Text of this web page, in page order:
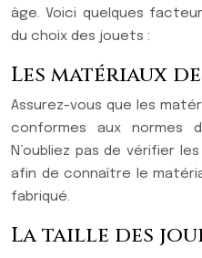
âge. Voici quelques
du choix des jouets :
Les matériaux
Assurez-vous que les
conformes aux normes
N’oubliez pas de vérifier
afin de connaître le
fabriqué.
La taille des